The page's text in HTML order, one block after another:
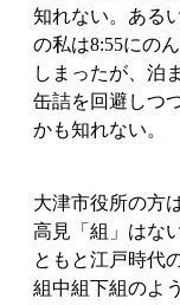
知れない。ある
の私は8:55にの
しまったが、泊
缶詰を回避しつ
かも知れない。
大津市役所の方
高見「組」はな
ともと江戸時代
組中組下組のよ